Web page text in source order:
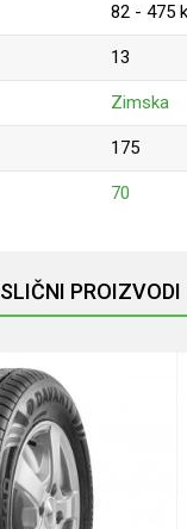
82 - 475
13
Zimska
175
70
SLIČNI PROIZVODI